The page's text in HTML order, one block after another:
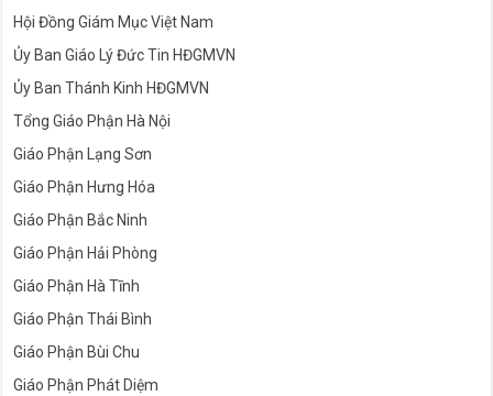
Hội Đồng Giám Mục Việt Nam
Ủy Ban Giáo Lý Đức Tin HĐGMVN
Ủy Ban Thánh Kinh HĐGMVN
Tổng Giáo Phận Hà Nội
Giáo Phận Lạng Sơn
Giáo Phận Hưng Hóa
Giáo Phận Bắc Ninh
Giáo Phận Hải Phòng
Giáo Phận Hà Tĩnh
Giáo Phận Thái Bình
Giáo Phận Bùi Chu
Giáo Phận Phát Diệm